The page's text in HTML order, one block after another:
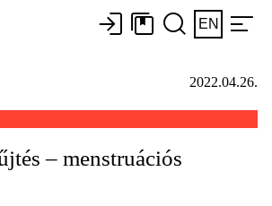
EN
2022.04.26.
– menstruációs